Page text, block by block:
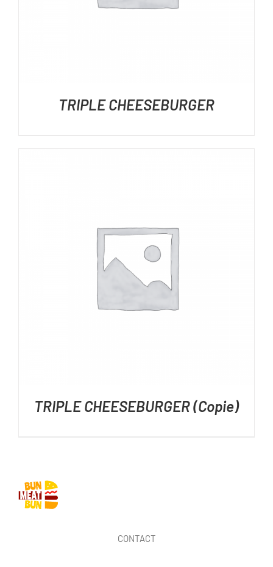
TRIPLE CHEESEBURGER
DÉTAILS
TRIPLE CHEESEBURGER (Copie)
CONTACT